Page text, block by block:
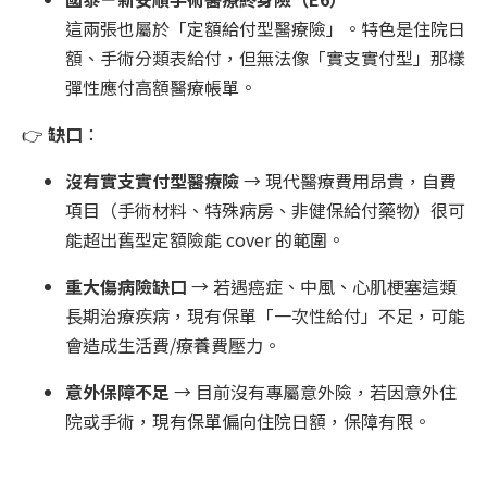
這兩張也屬於「定額給付型醫療險」。特色是住院日
額、手術分類表給付，但無法像「實支實付型」那樣
彈性應付高額醫療帳單。
👉 缺口 ：
沒有實支實付型醫療險→ 現代醫療費用昂貴，自費
項目（手術材料、特殊病房、非健保給付藥物）很可
能超出舊型定額險能 cover 的範圍。
重大傷病險缺口 → 若遇癌症、中風、心肌梗塞這類
長期治療疾病，現有保單「一次性給付」不足，可能
會造成生活費/療養費壓力。
意外保障不足→ 目前沒有專屬意外險，若因意外住
院或手術，現有保單偏向住院日額，保障有限。